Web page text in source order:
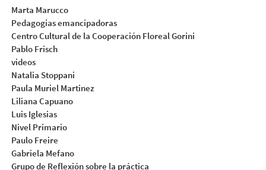
Marta Marucco
Pedagogias emancipadoras
Centro Cultural de la Cooperación Floreal Gorini
Pablo Frisch
videos
Natalia Stoppani
Paula Muriel Martinez
Liliana Capuano
Luis Iglesias
Nivel Primario
Paulo Freire
Gabriela Mefano
Grupo de Reflexión sobre la práctica